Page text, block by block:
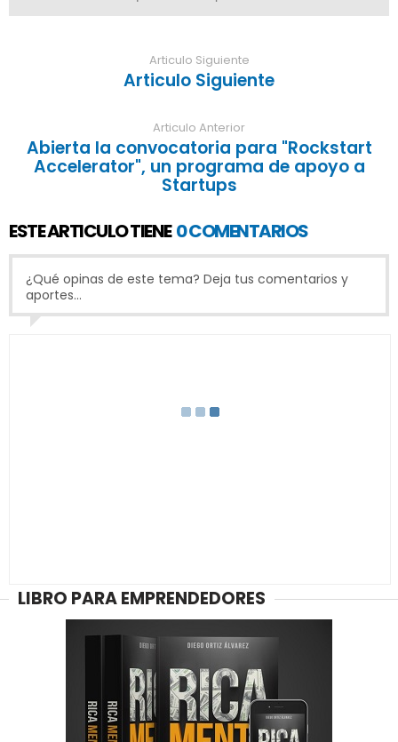
Articulo Siguiente
Articulo Siguiente
Articulo Anterior
Abierta la convocatoria para "Rockstart
Accelerator", un programa de apoyo a
Startups
ESTE ARTICULO TIENE 0 COMENTARIOS
¿Qué opinas de este tema? Deja tus comentarios y
aportes...
LIBRO PARA EMPRENDEDORES